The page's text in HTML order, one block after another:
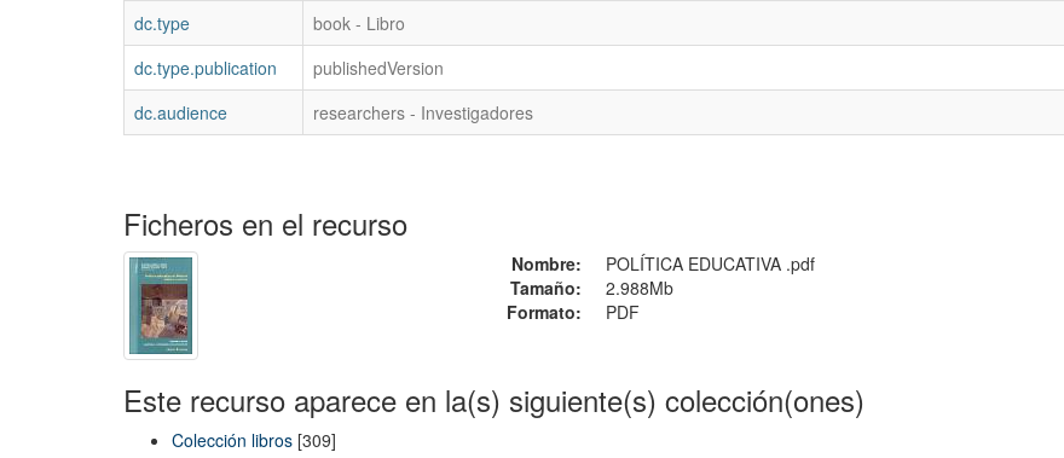
dc.type
book - Libro
dc.type.publication
publishedVersion
dc.audience
researchers - Investigadores
Ficheros en el recurso
Nombre:
POLÍTICA EDUCATIVA .pdf
Tamaño:
2.988Mb
Formato:
PDF
Este recurso aparece en la(s) siguiente(s) colección(ones)
Colección libros [309]